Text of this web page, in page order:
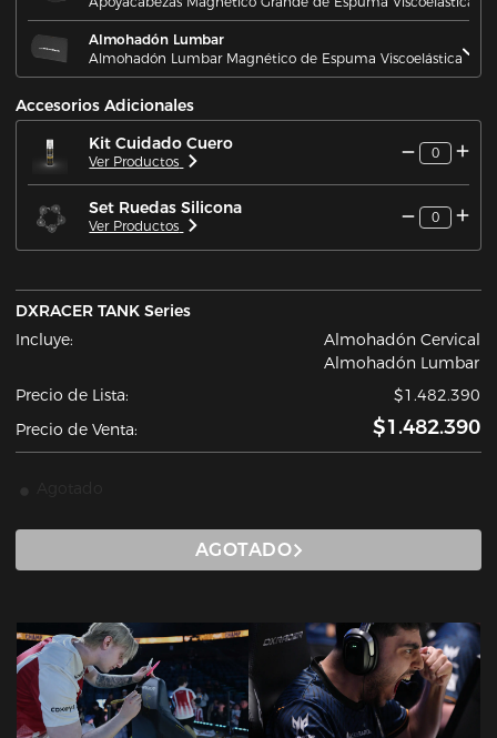
Almohadón Lumbar
Almohadón Lumbar Magnético de Espuma Viscoelástica
Accesorios Adicionales
Kit Cuidado Cuero
Ver Productos
0
Set Ruedas Silicona
Ver Productos
0
DXRACER TANK Series
Incluye:
Almohadón Cervical
Almohadón Lumbar
Precio de Lista:
$1.482.390
Precio de Venta:
$1.482.390
AGOTADO